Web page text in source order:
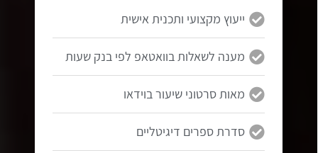
ייעוץ מקצועי ותכנית אישית
מענה לשאלות בוואטאפ לפי בנק שעות
מאות סרטוני שיעור בוידאו
סדרת ספרים דיגיטליים